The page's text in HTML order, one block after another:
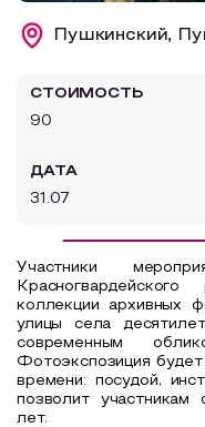
Образовательный
Пушкинский,
СТОИМОСТЬ
90
ДАТА
31.07
Участники
коллекции архивных
улицы села
современным
Фотоэкспозиция
времени: посудой,
позволит
лет.